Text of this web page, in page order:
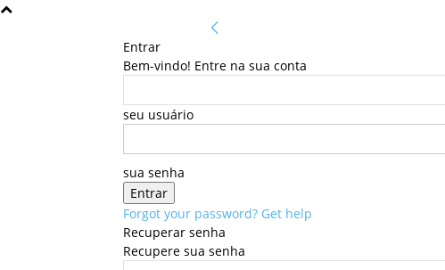
Entrar
Bem-vindo! Entre na sua conta
seu usuário
sua senha
Forgot your password? Get help
Recuperar senha
Recupere sua senha